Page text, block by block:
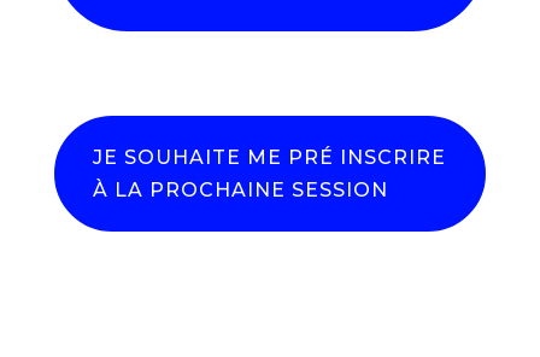
JE SOUHAITE ME PRÉ INSCRIRE
À LA PROCHAINE SESSION